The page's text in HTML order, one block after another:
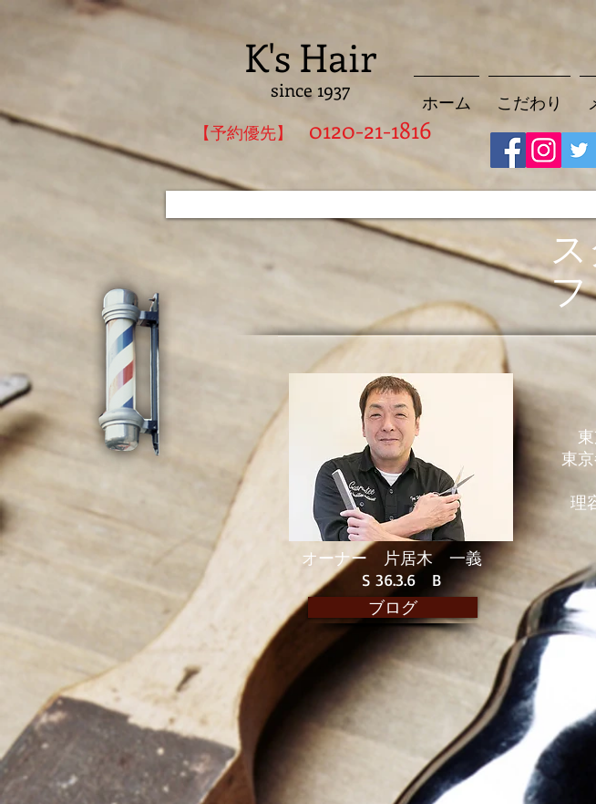
K's Hair
since 1937
ホーム こだわり
​【予約優先】 0120-21-1816
フ
オーナー 片居木 一義
​ S 36.3.6 B
ブログ
東
理